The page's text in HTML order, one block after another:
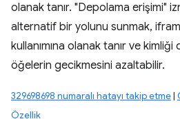
olanak tanır. "Depolama erişimi"
alternatif bir yolunu sunmak,
kullanımına olanak tanır ve
öğelerin gecikmesini azaltabilir.
329698698 numaralı hatayı takip etme|
Özellik